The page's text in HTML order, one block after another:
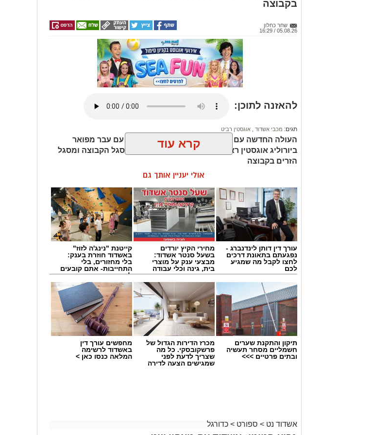
בקבוצה
שחר כחלון
05.08.26 / 16:29
להאזנה לתוכן:
תגים: מכבי אשדוד אוגסטין רביט
העולה החדשה עם החתמה איכותית ביותר, הסנטר עם עבר מפואר
ביורוליג אוגסטין ראביט חתם בקבוצה ויהיה חלק מסגל הקבוצה ומסגל
הזרים בקבוצה
רוביט (36, 2.03 מ'), שחקן הפנים האמריקני שיכול לשחק בשתי עמדות הפנים מוכר
קרא עוד
אולי יעניין אותך גם
עורך דין דותן לינדנברג -
נפגעתם בתאונת דרכים
לחצו לקבל מה שמגיע
לכם
מחירי הקיץ יורדים
בשעל סנטר אשדוד:
מבצעי ענק על מוצרי
בית, גינה וכלי עבודה
קייטנת "נינג'ה לזוז"
באשדוד חוזרת בענק:
בלי מחזורים, בלי
התחייבות- אתם קובעים
לכמה ואיזה ימים
להירשם!
תיקון והתקנת שערים
חשמליים מסחר תעשיה
ובתים פרטיים >>>
מכרז הדירות הגדול של
פרשקובסקי. כל מה
שצריך לדעת לפני
שמגישים הצעה לדירה
מחפשים עורך דין
באשדוד לרשימה
המלאה כנסו כאן >
אשדוד נט > ספורט > כדורגל